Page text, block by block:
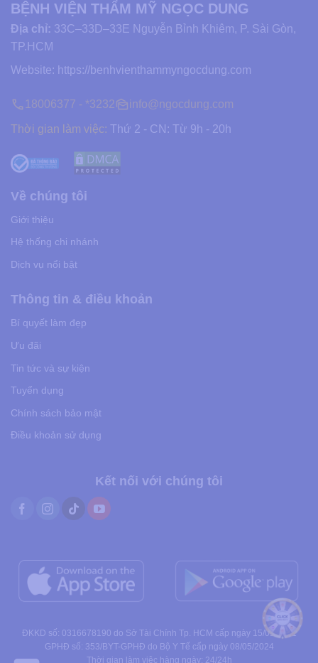
BỆNH VIỆN THẨM MỸ NGỌC DUNG
Địa chỉ: 33C–33D–33E Nguyễn Bỉnh Khiêm, P. Sài Gòn,
TP.HCM
Website: https://benhvienthammyngocdung.com
18006377 - *3232 info@ngocdung.com
Thời gian làm việc: Thứ 2 - CN: Từ 9h - 20h
Về chúng tôi
Giới thiệu
Hệ thống chi nhánh
Dịch vụ nổi bật
Thông tin & điều khoản
Bí quyết làm đẹp
Ưu đãi
Tin tức và sự kiện
Tuyển dụng
Chính sách bảo mật
Điều khoản sử dụng
Kết nối với chúng tôi
ĐKKD số: 0316678190 do Sở Tài Chính Tp. HCM cấp ngày 15/01/2021
GPHĐ số: 353/BYT-GPHĐ do Bộ Y Tế cấp ngày 08/05/2024
Thời gian làm việc hàng ngày: 24/24h